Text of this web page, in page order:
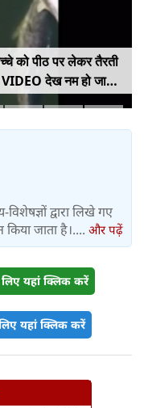
को पीठ पर लेकर तैरती
देख नम हो जाएंगी
द्वारा लिखे गए
जाता है।.... और पढ़ें
यहां क्लिक करें
यहां क्लिक करें